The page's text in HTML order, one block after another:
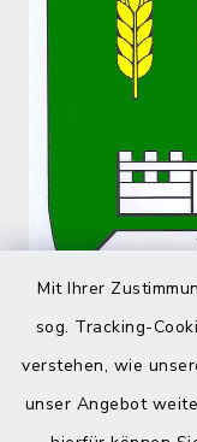
Mit Ihrer
sog. Tracking-
verstehen, wie
unser Angebot